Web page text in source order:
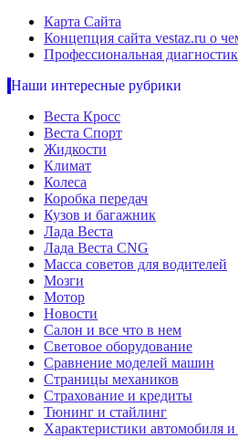
Карта Сайта
Концепция сайта vestaz.ru о
Профессиональная
Наши интересные рубрики
Веста Кросс
Веста Спорт
Жидкости
Климат
Колеса
Коробка передач
Кузов и багажник
Лада Веста
Лада Веста CNG
Масса советов для водителей
Мозги
Мотор
Новости
Салон и все что в нем
Световое оборудование
Сравнение моделей машин
Страницы механиков
Страхование и кредиты
Тюнинг и стайлинг
Характеристики автомобиля и